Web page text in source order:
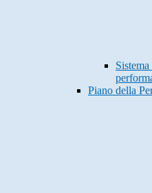
Piano della